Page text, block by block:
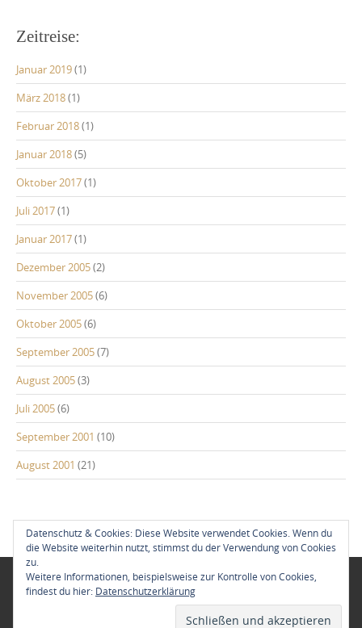
Zeitreise:
Januar 2019(1)
März 2018(1)
Februar 2018(1)
Januar 2018(5)
Oktober 2017(1)
Juli 2017(1)
Januar 2017(1)
Dezember 2005(2)
November 2005(6)
Oktober 2005(6)
September 2005(7)
August 2005(3)
Juli 2005(6)
September 2001 (10)
August 2001 (21)
Neu im Blog:
Azoren zum Jahreswechsel 2018/19 10. Januar 2019
Impressum & Datenschutz
Datenschutz & Cookies: Diese Website verwendet Cookies. Wenn du
die Website weiterhin nutzt, stimmst du der Verwendung von Cookies
zu.
Weitere Informationen, beispielsweise zur Kontrolle von Cookies,
findest du hier: Datenschutzerklärung